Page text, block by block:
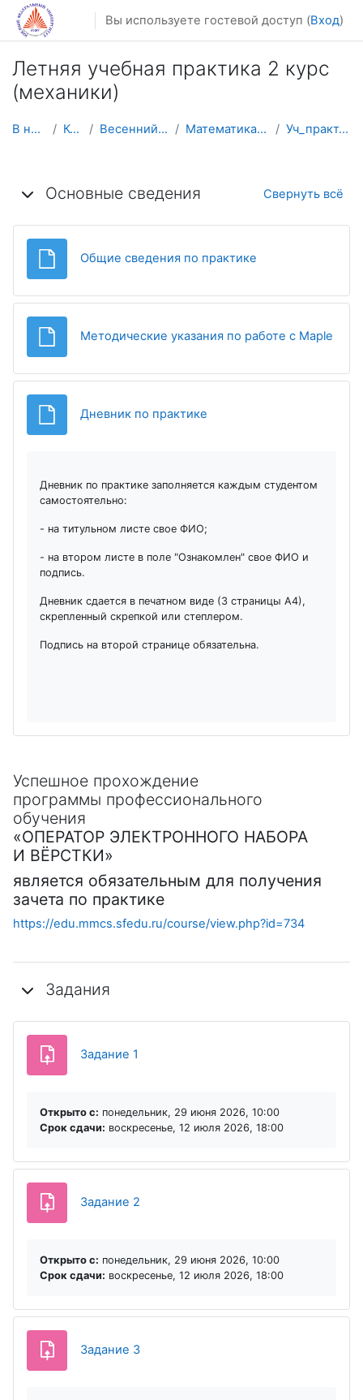
Перейти к основному содержанию
Вы используете гостевой доступ (Вход)
Летняя учебная практика 2 курс
(механики)
В начало Курсы Весенний семестр Математика, механика Уч_практ_2к (мех)
Основные сведения Свернуть всё
Общие сведения по практике
Методические указания по работе с Maple
Дневник по практике
Дневник по практике заполняется каждым студентом
самостоятельно:
- на титульном листе свое ФИО;
- на втором листе в поле "Ознакомлен" свое ФИО и
подпись.
Дневник сдается в печатном виде (3 страницы А4),
скрепленный скрепкой или степлером.
Подпись на второй странице обязательна.
Успешное прохождение
программы профессионального
обучения
«ОПЕРАТОР ЭЛЕКТРОННОГО НАБОРА
И ВЁРСТКИ»
является обязательным для получения
зачета по практике
https://edu.mmcs.sfedu.ru/course/view.php?id=734
Задания
Задание 1
Открыто с: понедельник, 29 июня 2026, 10:00
Срок сдачи: воскресенье, 12 июля 2026, 18:00
Задание 2
Открыто с: понедельник, 29 июня 2026, 10:00
Срок сдачи: воскресенье, 12 июля 2026, 18:00
Задание 3